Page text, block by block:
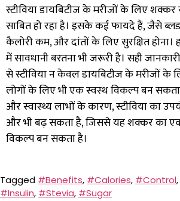
स्टीविया डायबिटीज के मरीजों के लिए
साबित हो रहा है। इसके कई फायदे हैं,जैसे
कैलोरी कम,और दांतों के लिए सुरक्षित होना।
में सावधानी बरतना भी जरूरी है। सही
से स्टीविया न केवल डायबिटीज के मरीजों के
लोगों के लिए भी एक स्वस्थ विकल्प बन सकता
और स्वास्थ्य लाभों के कारण,स्टीविया का
और भी बढ़ सकता है,जिससे यह शक्कर का
विकल्प बन सकता है।
Tagged #Benefits, #Calories, #Control,
#Insulin, #Stevia, #Sugar